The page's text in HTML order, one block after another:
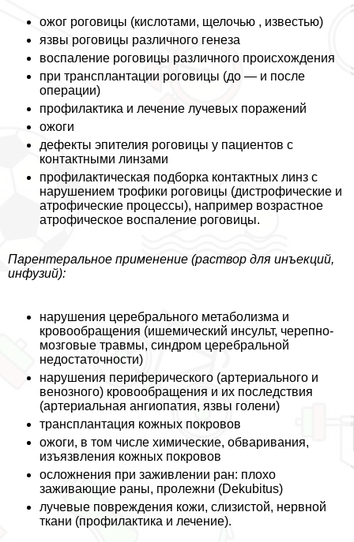
ожог роговицы (кислотами, щелочью , известью)
язвы роговицы различного генеза
воспаление роговицы различного происхождения
при трaнcплантации роговицы (до — и после
операции)
профилактика и лечение лучевых поражений
ожоги
дефекты эпителия роговицы у пациентов с
контактными линзами
профилактическая подборка контактных линз с
нарушением трофики роговицы (дистрофические и
атрофические процессы), например возрастное
атрофическое воспаление роговицы.
Парентеральное применение (раствор для инъекций,
инфузий):
нарушения церебрального метаболизма и
кровообращения (ишемический инсульт, черепно-
мозговые травмы, синдром церебральной
недостаточности)
нарушения периферического (артериального и
венозного) кровообращения и их последствия
(артериальная ангиопатия, язвы голени)
трaнcплантация кожных покровов
ожоги, в том числе химические, обваривания,
изъязвления кожных покровов
осложнения при заживлении ран: плохо
заживающие раны, пролежни (Dekubitus)
лучевые повреждения кожи, слизистой, нервной
ткани (профилактика и лечение).